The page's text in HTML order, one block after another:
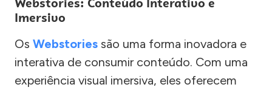
Imersivo
Os Webstories são uma forma inovadora e
interativa de consumir conteúdo. Com uma
experiência visual imersiva, eles oferecem